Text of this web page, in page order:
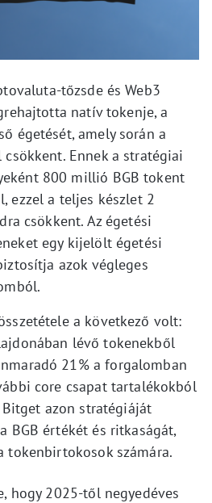
tőzsde és Web3
natív tokenje, a
égetését, amely során a
Ennek a stratégiai
800 millió BGB tokent
ezzel a teljes készlet 2
csökkent. Az égetési
egy kijelölt égetési
azok végleges
a következő volt:
lévő tokenekből
21% a forgalomban
core csapat tartalékokból
azon stratégiáját
BGB értékét és ritkaságát,
tokenbirtokosok számára.
hogy 2025-től negyedéves